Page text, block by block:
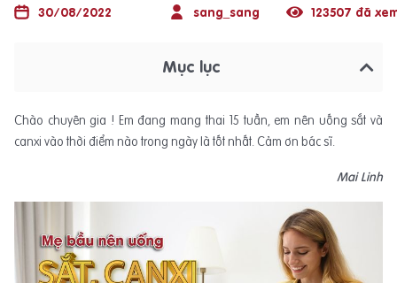
30/08/2022 sang_sang 123507 đã
Mục lục
Chào chuyên gia ! Em đang mang thai 15 tuần, em nên uống sắt và
canxi vào thời điểm nào trong ngày là tốt nhất. Cảm ơn bác sĩ.
Mai Linh